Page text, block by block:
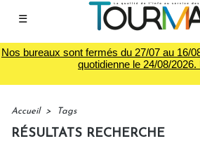
☰
Nos bureaux sont fermés du 27/07 au 16/
quotidienne le 24/08/2026.
Accueil > Tags
RÉSULTATS RECHERCHE